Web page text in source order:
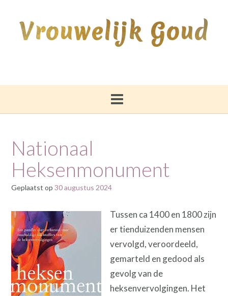
Vrouwelijk Goud
Nationaal
Heksenmonument
Geplaatst op 30 augustus 2024
Tussen ca 1400 en 1800 zijn
er tienduizenden mensen
vervolgd, veroordeeld,
gemarteld en gedood als
gevolg van de
heksenvervolgingen. Het